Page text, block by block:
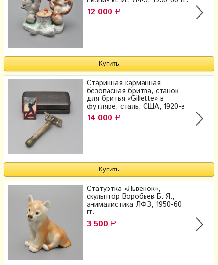
12 000 Р
Старинная карманная
безопасная бритва, станок
для бритья «Gillette» в
футляре, сталь, США, 1920-е
14 000 Р
Cтатуэтка «Львенок»,
скульптор Воробьев Б. Я.,
анималистика ЛФЗ, 1950-60
гг.
3 500 Р